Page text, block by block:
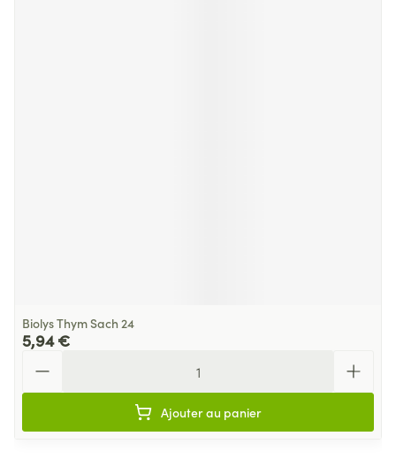
Biolys Thym Sach 24
5,94 €
Ajouter au panier